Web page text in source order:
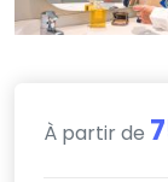
À partir de